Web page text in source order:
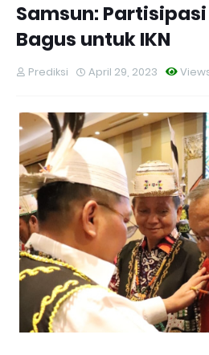
Samsun:
Bagus untuk IKN
Prediksi April 29, 2023